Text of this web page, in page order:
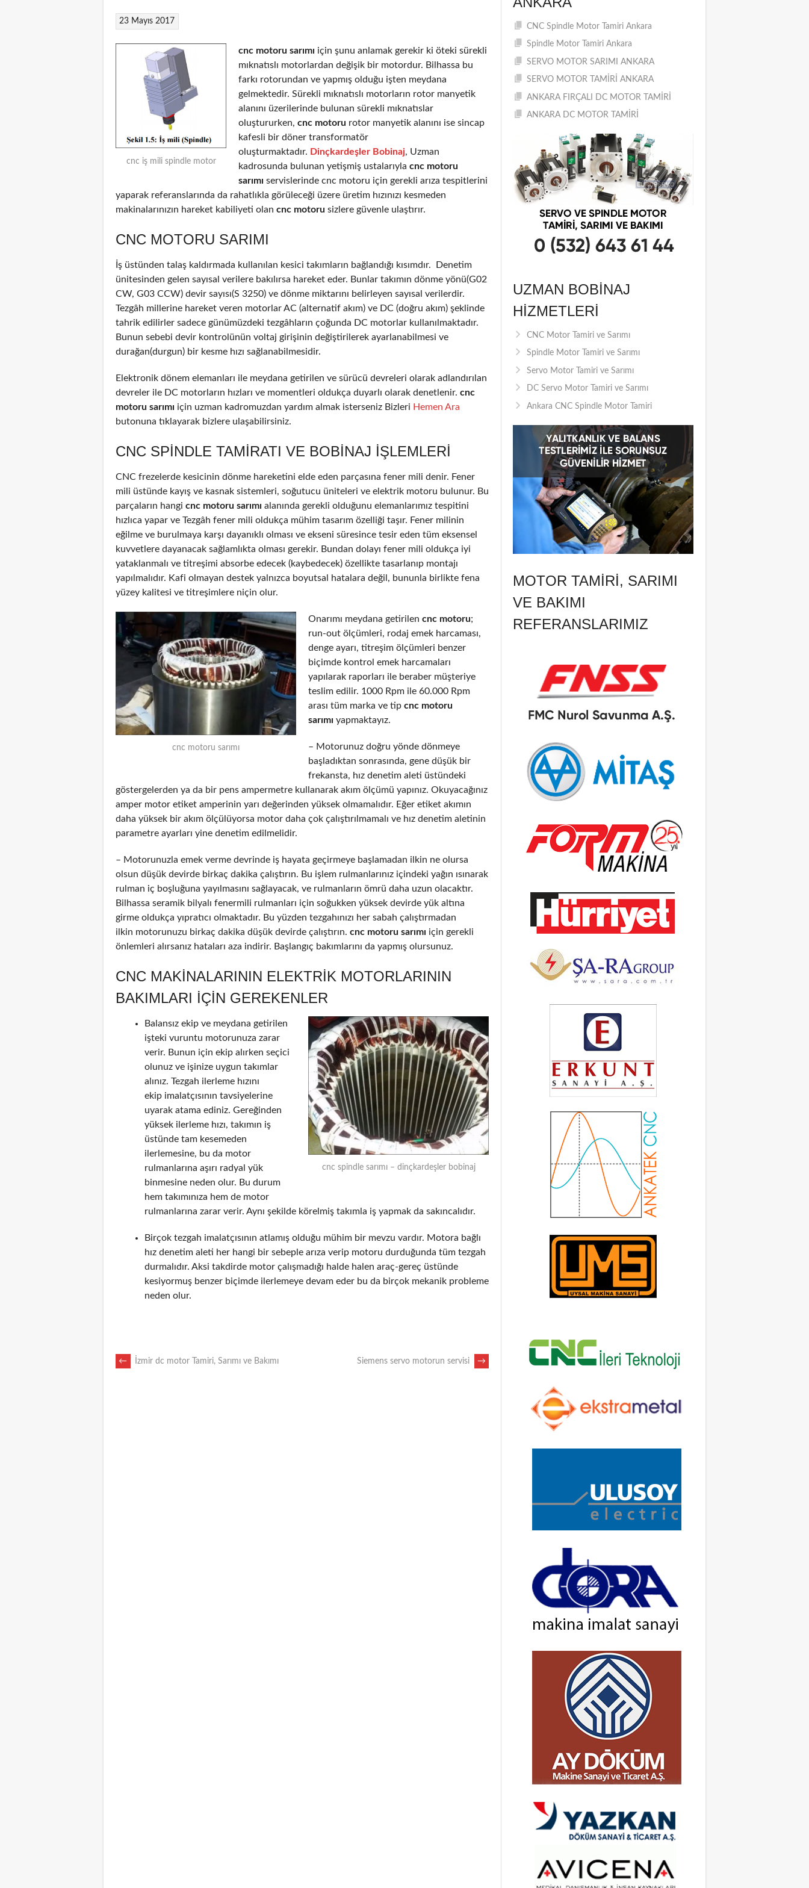
23 Mayıs 2017
cnc iş mili spindle motor
cnc motoru sarımı için şunu anlamak gerekir ki öteki sürekli
mıknatıslı motorlardan değişik bir motordur. Bilhassa bu
farkı rotorundan ve yapmış olduğu işten meydana
gelmektedir. Sürekli mıknatıslı motorların rotor manyetik
alanını üzerilerinde bulunan sürekli mıknatıslar
oluştururken, cnc motoru rotor manyetik alanını ise sincap
kafesli bir döner transformatör
oluşturmaktadır. Dinçkardeşler Bobinaj, Uzman
kadrosunda bulunan yetişmiş ustalarıyla cnc motoru
sarımı servislerinde cnc motoru için gerekli arıza tespitlerini
yaparak referanslarında da rahatlıkla görüleceği üzere üretim hızınızı kesmeden
makinalarınızın hareket kabiliyeti olan cnc motoru sizlere güvenle ulaştırır.
CNC MOTORU SARIMI
İş üstünden talaş kaldırmada kullanılan kesici takımların bağlandığı kısımdır. Denetim
ünitesinden gelen sayısal verilere bakılırsa hareket eder. Bunlar takımın dönme yönü(G02
CW, G03 CCW) devir sayısı(S 3250) ve dönme miktarını belirleyen sayısal verilerdir.
Tezgâh millerine hareket veren motorlar AC (alternatif akım) ve DC (doğru akım) şeklinde
tahrik edilirler sadece günümüzdeki tezgâhların çoğunda DC motorlar kullanılmaktadır.
Bunun sebebi devir kontrolünün voltaj girişinin değiştirilerek ayarlanabilmesi ve
durağan(durgun) bir kesme hızı sağlanabilmesidir.
Elektronik dönem elemanları ile meydana getirilen ve sürücü devreleri olarak adlandırılan
devreler ile DC motorların hızları ve momentleri oldukça duyarlı olarak denetlenir. cnc
motoru sarımı için uzman kadromuzdan yardım almak isterseniz Bizleri Hemen Ara
butonuna tıklayarak bizlere ulaşabilirsiniz.
CNC SPINDLE TAMIRATI VE BOBINAJ IŞLEMLERI
CNC frezelerde kesicinin dönme hareketini elde eden parçasına fener mili denir. Fener
mili üstünde kayış ve kasnak sistemleri, soğutucu üniteleri ve elektrik motoru bulunur. Bu
parçaların hangi cnc motoru sarımı alanında gerekli olduğunu elemanlarımız tespitini
hızlıca yapar ve Tezgâh fener mili oldukça mühim tasarım özelliği taşır. Fener milinin
eğilme ve burulmaya karşı dayanıklı olması ve ekseni süresince tesir eden tüm eksensel
kuvvetlere dayanacak sağlamlıkta olması gerekir. Bundan dolayı fener mili oldukça iyi
yataklanmalı ve titreşimi absorbe edecek (kaybedecek) özellikte tasarlanıp montajı
yapılmalıdır. Kafi olmayan destek yalnızca boyutsal hatalara değil, bununla birlikte fena
yüzey kalitesi ve titreşimlere niçin olur.
cnc motoru sarımı
Onarımı meydana getirilen cnc motoru;
run-out ölçümleri, rodaj emek harcaması,
denge ayarı, titreşim ölçümleri benzer
biçimde kontrol emek harcamaları
yapılarak raporları ile beraber müşteriye
teslim edilir. 1000 Rpm ile 60.000 Rpm
arası tüm marka ve tip cnc motoru
sarımı yapmaktayız.
– Motorunuz doğru yönde dönmeye
başladıktan sonrasında, gene düşük bir
frekansta, hız denetim aleti üstündeki
göstergelerden ya da bir pens ampermetre kullanarak akım ölçümü yapınız. Okuyacağınız
amper motor etiket amperinin yarı değerinden yüksek olmamalıdır. Eğer etiket akımın
daha yüksek bir akım ölçülüyorsa motor daha çok çalıştırılmamalı ve hız denetim aletinin
parametre ayarları yine denetim edilmelidir.
– Motorunuzla emek verme devrinde iş hayata geçirmeye başlamadan ilkin ne olursa
olsun düşük devirde birkaç dakika çalıştırın. Bu işlem rulmanlarınız içindeki yağın ısınarak
rulman iç boşluğuna yayılmasını sağlayacak, ve rulmanların ömrü daha uzun olacaktır.
Bilhassa seramik bilyalı fenermili rulmanları için soğukken yüksek devirde yük altına
girme oldukça yıpratıcı olmaktadır. Bu yüzden tezgahınızı her sabah çalıştırmadan
ilkin motorunuzu birkaç dakika düşük devirde çalıştırın. cnc motoru sarımı için gerekli
önlemleri alırsanız hataları aza indirir. Başlangıç bakımlarını da yapmış olursunuz.
CNC MAKINALARININ ELEKTRIK MOTORLARININ
BAKIMLARI IÇIN GEREKENLER
cnc spindle sarımı – dinçkardeşler bobinaj
Balansız ekip ve meydana getirilen
işteki vuruntu motorunuza zarar
verir. Bunun için ekip alırken seçici
olunuz ve işinize uygun takımlar
alınız. Tezgah ilerleme hızını
ekip imalatçısının tavsiyelerine
uyarak atama ediniz. Gereğinden
yüksek ilerleme hızı, takımın iş
üstünde tam kesemeden
ilerlemesine, bu da motor
rulmanlarına aşırı radyal yük
binmesine neden olur. Bu durum
hem takımınıza hem de motor
rulmanlarına zarar verir. Aynı şekilde körelmiş takımla iş yapmak da sakıncalıdır.
Birçok tezgah imalatçısının atlamış olduğu mühim bir mevzu vardır. Motora bağlı
hız denetim aleti her hangi bir sebeple arıza verip motoru durduğunda tüm tezgah
durmalıdır. Aksi takdirde motor çalışmadığı halde halen araç-gereç üstünde
kesiyormuş benzer biçimde ilerlemeye devam eder bu da birçok mekanik probleme
neden olur.
POST
← İzmir dc motor Tamiri, Sarımı ve Bakımı Siemens servo motorun servisi →
CNC Spindle Motor Tamiri Ankara
Spindle Motor Tamiri Ankara
SERVO MOTOR SARIMI ANKARA
SERVO MOTOR TAMİRİ ANKARA
ANKARA FIRÇALI DC MOTOR TAMİRİ
ANKARA DC MOTOR TAMİRİ
UZMAN BOBINAJ
HIZMETLERI
CNC Motor Tamiri ve Sarımı
Spindle Motor Tamiri ve Sarımı
Servo Motor Tamiri ve Sarımı
DC Servo Motor Tamiri ve Sarımı
Ankara CNC Spindle Motor Tamiri
MOTOR TAMIRI, SARIMI
VE BAKIMI
REFERANSLARIMIZ